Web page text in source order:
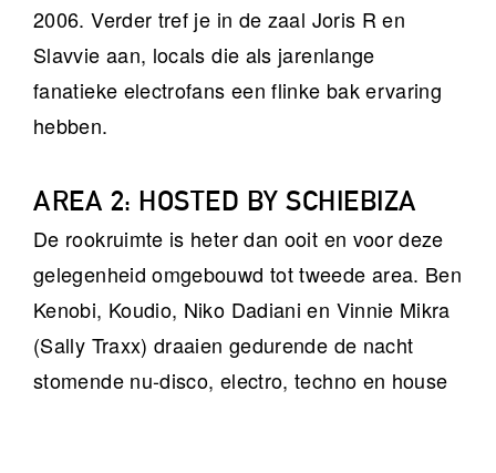
2006. Verder tref je in de zaal Joris R en
Slavvie aan, locals die als jarenlange
fanatieke electrofans een flinke bak ervaring
hebben.
AREA 2: HOSTED BY SCHIEBIZA
De rookruimte is heter dan ooit en voor deze
gelegenheid omgebouwd tot tweede area. Ben
Kenobi, Koudio, Niko Dadiani en Vinnie Mikra
(Sally Traxx) draaien gedurende de nacht
stomende nu-disco, electro, techno en house